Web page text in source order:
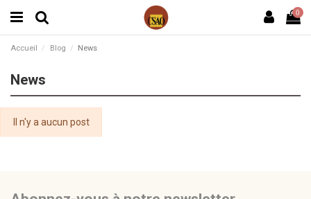
0
Accueil Blog News
News
Il n'y a aucun post